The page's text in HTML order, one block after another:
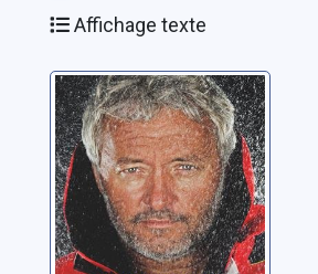
Affichage texte
Gladiateur des
mers
Bourgnon, Yvan